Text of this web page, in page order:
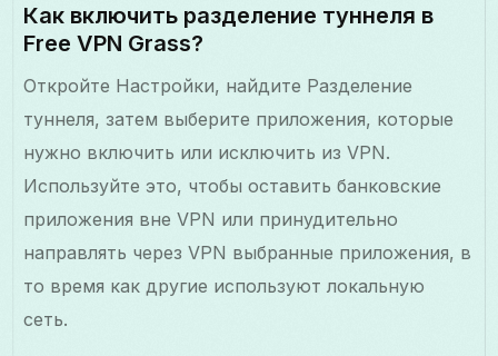
Как включить разделение туннеля в
Free VPN Grass?
Откройте Настройки, найдите Разделение
туннеля, затем выберите приложения, которые
нужно включить или исключить из VPN.
Используйте это, чтобы оставить банковские
приложения вне VPN или принудительно
направлять через VPN выбранные приложения, в
то время как другие используют локальную
сеть.